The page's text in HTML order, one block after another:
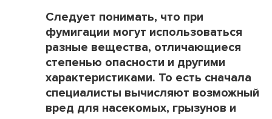
Следует понимать, что при
фумигации могут использоваться
разные вещества, отличающиеся
степенью опасности и другими
характеристиками. То есть сначала
специалисты вычисляют возможный
вред для насекомых, грызунов и